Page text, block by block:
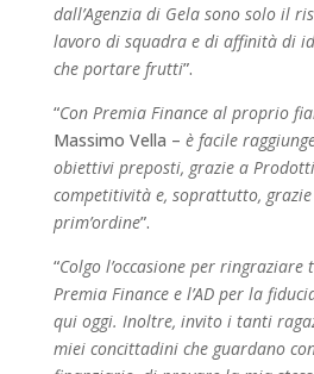
dall’Agenzia di Gela sono solo il
lavoro di squadra e di affinità di
che portare frutti”.
“Con Premia Finance al proprio
Massimo Vella – è facile
obiettivi preposti, grazie a
competitività e, soprattutto,
prim’ordine”.
“Colgo l’occasione per
Premia Finance e l’AD per la
qui oggi. Inoltre, invito i tanti
miei concittadini che guardano